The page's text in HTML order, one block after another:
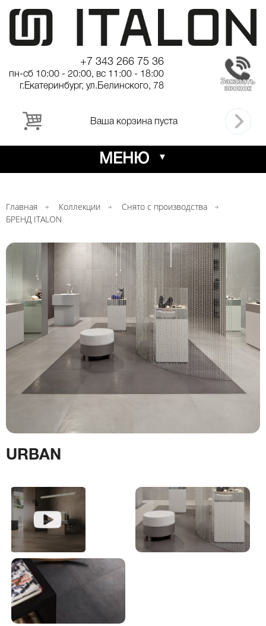
+7 343 266 75 36
пн-сб 10:00 - 20:00, вс 11:00 - 18:00
г.Екатеринбург, ул.Белинского, 78
Ваша корзина пуста
МЕНЮ
Главная Коллекции
Снято с производства
БРЕНД ITALON
URBAN